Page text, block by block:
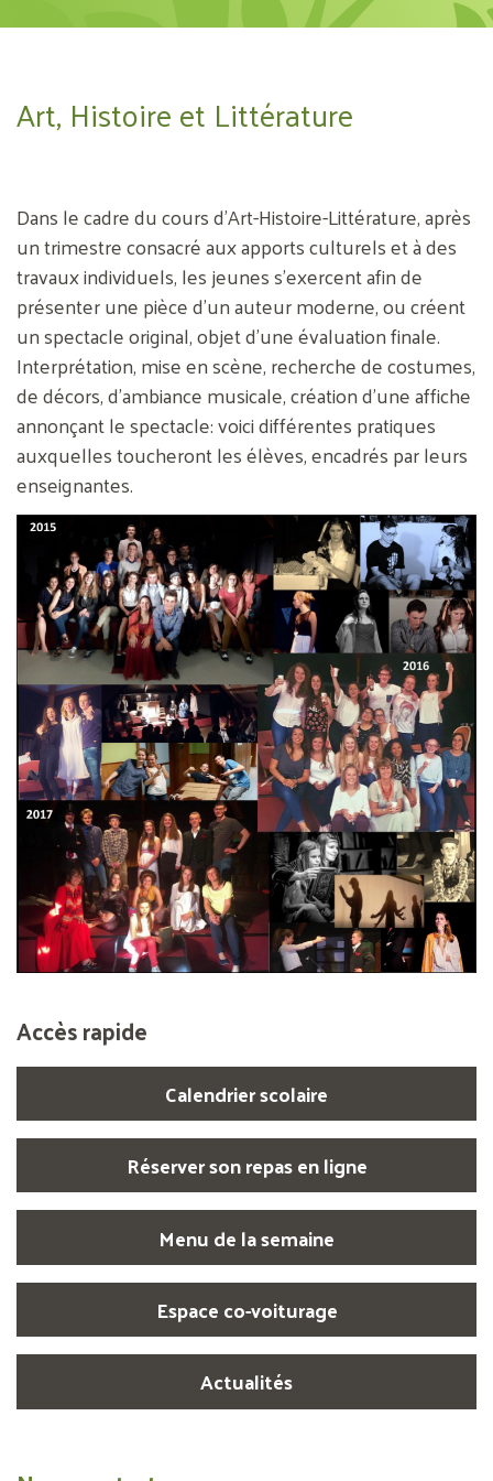
Art, Histoire et Littérature
Dans le cadre du cours d’Art-Histoire-Littérature, après
un trimestre consacré aux apports culturels et à des
travaux individuels, les jeunes s’exercent afin de
présenter une pièce d’un auteur moderne, ou créent
un spectacle original, objet d’une évaluation finale.
Interprétation, mise en scène, recherche de costumes,
de décors, d’ambiance musicale, création d’une affiche
annonçant le spectacle: voici différentes pratiques
auxquelles toucheront les élèves, encadrés par leurs
enseignantes.
Accès rapide
Calendrier scolaire
Réserver son repas en ligne
Menu de la semaine
Espace co-voiturage
Actualités